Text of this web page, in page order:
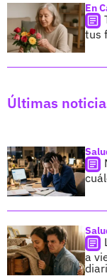
En
tus
Últimas
a